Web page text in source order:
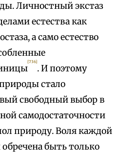
Личностный экстаз
естества как
а само естество
[736]
. И поэтому
стало
свободный выбор в
самодостаточности
природу. Воля каждой
быть только